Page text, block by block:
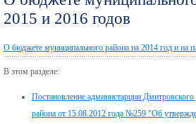
2015 и 2016 годов
О бюджете муниципального района на 2014 год и на
В этом разделе:
Постановление администарции
района от 15.08.2012 года №259 "Об